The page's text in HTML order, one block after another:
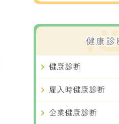
健康診
健康診断
雇入時健康診断
企業健康診断